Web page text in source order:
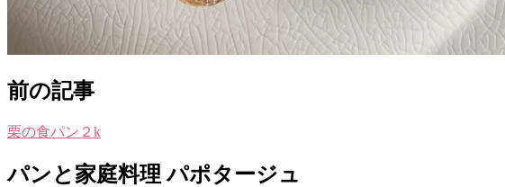
前の記事
栗の食パン２k
パンと家庭料理 パポタージュ